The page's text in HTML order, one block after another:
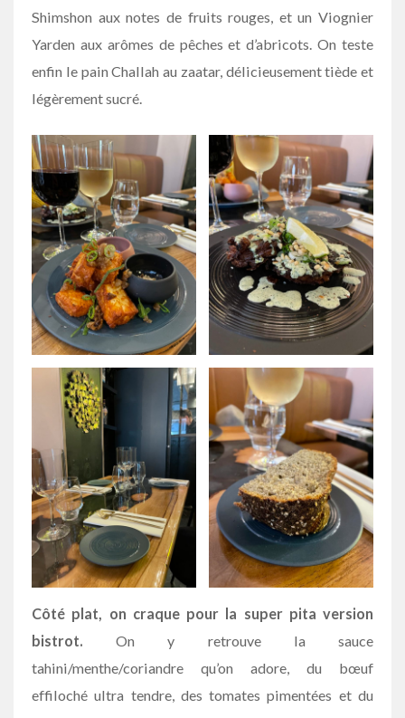
Shimshon aux notes de fruits rouges, et un Viognier
Yarden aux arômes de pêches et d’abricots. On teste
enfin le pain Challah au zaatar, délicieusement tiède et
légèrement sucré.
Côté plat, on craque pour la super pita version
bistrot.On y retrouve la sauce
tahini/menthe/coriandre qu’on adore, du bœuf
effiloché ultra tendre, des tomates pimentées et du